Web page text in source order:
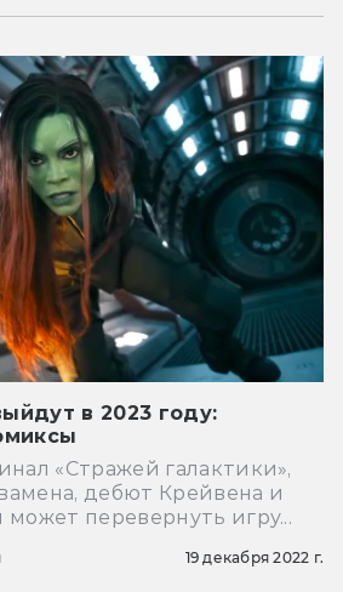
в 2023 году:
«Стражей галактики»,
дебют Крейвена и
перевернуть игру...
19 декабря 2022 г.